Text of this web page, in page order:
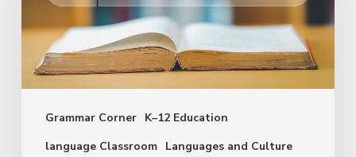
Grammar Corner K–12 Education
language Classroom Languages and Culture
Diccionario
de
la